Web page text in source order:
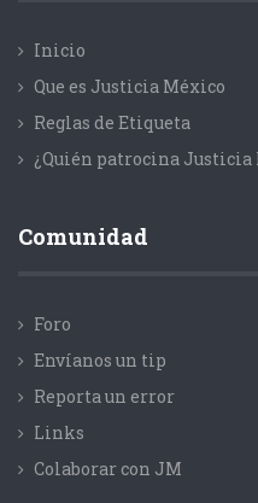
Inicio
Que es Justicia México
Reglas de Etiqueta
¿Quién patrocina Justicia
Comunidad
Foro
Envíanos un tip
Reporta un error
Links
Colaborar con JM